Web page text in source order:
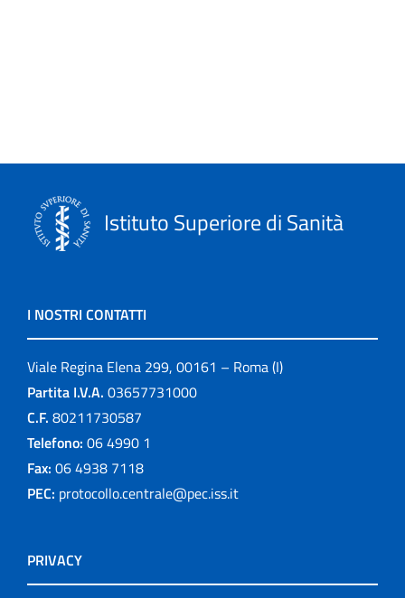
Informazioni editoriali
ISTISAN Congressi
La scuola e noi
Linee guida
Link
logo
Monografie
Notiziario
Opuscoli
Istituto Superiore di Sanità
I NOSTRI CONTATTI
Viale Regina Elena 299, 00161 – Roma (I)
Partita I.V.A. 03657731000
C.F. 80211730587
Telefono: 06 4990 1
Fax: 06 4938 7118
PEC: protocollo.centrale@pec.iss.it
PRIVACY